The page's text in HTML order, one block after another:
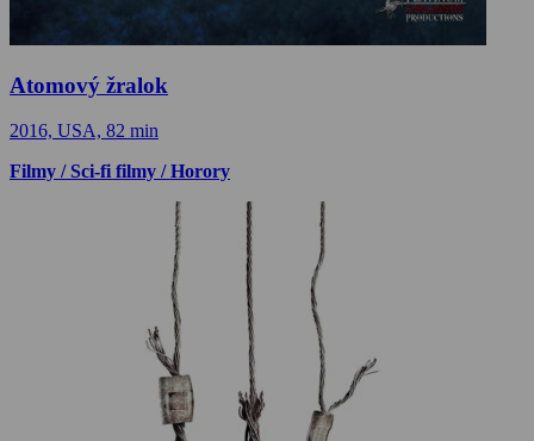
Atomový žralok
2016, USA, 82 min
Filmy / Sci-fi filmy / Horory